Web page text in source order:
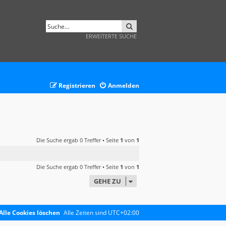
ERWEITERTE SUCHE
Anmelden
Registrieren
Die Suche ergab 0 Treffer • Seite 1 von 1
Die Suche ergab 0 Treffer • Seite 1 von 1
GEHE ZU
Alle Zeiten sind UTC+02:00
Cookies löschen